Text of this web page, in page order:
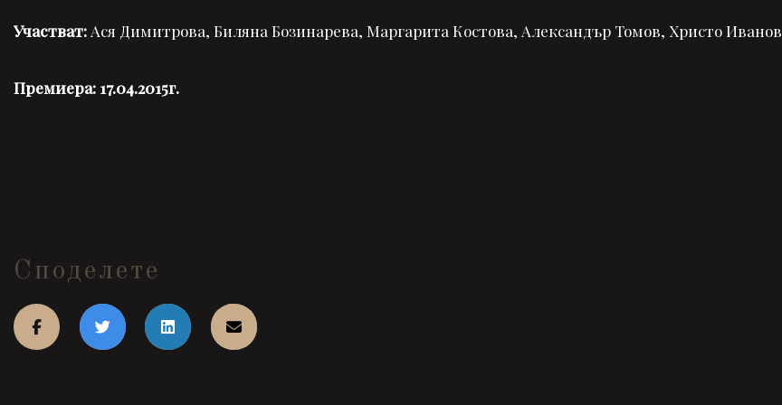
Участват: Ася Димитрова, Биляна Бозинарева, Маргарита Костова, Александър Томов, Христо Иванов
Премиера: 17.04.2015г.
Споделете